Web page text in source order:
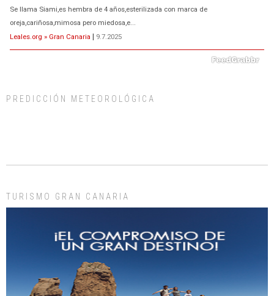
Se llama Siami,es hembra de 4 años,esterilizada con marca de
oreja,cariñosa,mimosa pero miedosa,e...
Leales.org » Gran Canaria | 9.7.2025
días, ella incluida...
Gato manso encontrado
Este gato macho ha aparecido en la calle hace menos de un mes, es muy
PREDICCIÓN METEOROLÓGICA
TURISMO GRAN CANARIA